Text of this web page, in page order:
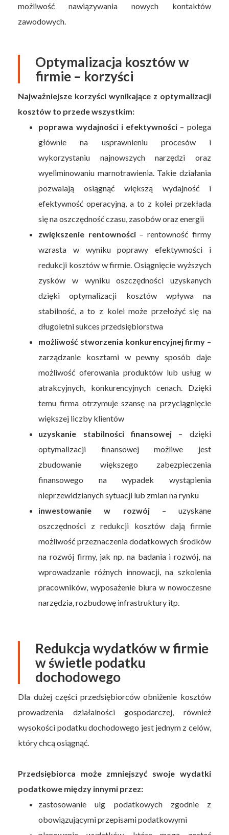
możliwość nawiązywania nowych kontaktów
zawodowych.
Optymalizacja kosztów w
firmie – korzyści
Najważniejsze korzyści wynikające z optymalizacji
kosztów to przede wszystkim:
poprawa wydajności i efektywności – polega
głównie na usprawnieniu procesów i
wykorzystaniu najnowszych narzędzi oraz
wyeliminowaniu marnotrawienia. Takie działania
pozwalają osiągnąć większą wydajność i
efektywność operacyjną, a to z kolei przekłada
się na oszczędność czasu, zasobów oraz energii
zwiększenie rentowności– rentowność firmy
wzrasta w wyniku poprawy efektywności i
redukcji kosztów w firmie. Osiągnięcie wyższych
zysków w wyniku oszczędności uzyskanych
dzięki optymalizacji kosztów wpływa na
stabilność, a to z kolei może przełożyć się na
długoletni sukces przedsiębiorstwa
możliwość stworzenia konkurencyjnej firmy –
zarządzanie kosztami w pewny sposób daje
możliwość oferowania produktów lub usług w
atrakcyjnych, konkurencyjnych cenach. Dzięki
temu firma otrzymuje szansę na przyciągnięcie
większej liczby klientów
uzyskanie stabilności finansowej – dzięki
optymalizacji finansowej możliwe jest
zbudowanie większego zabezpieczenia
finansowego na wypadek wystąpienia
nieprzewidzianych sytuacji lub zmian na rynku
inwestowanie w rozwój– uzyskane
oszczędności z redukcji kosztów dają firmie
możliwość przeznaczenia dodatkowych środków
na rozwój firmy, jak np. na badania i rozwój, na
wprowadzanie różnych innowacji, na szkolenia
pracowników, wyposażenie biura w nowoczesne
narzędzia, rozbudowę infrastruktury itp.
Redukcja wydatków w firmie
w świetle podatku
dochodowego
Dla dużej części przedsiębiorców obniżenie kosztów
prowadzenia działalności gospodarczej, również
wysokości podatku dochodowego jest jednym z celów,
który chcą osiągnąć.
Przedsiębiorca może zmniejszyć swoje wydatki
podatkowe między innymi przez:
zastosowanie ulg podatkowych zgodnie z
obowiązującymi przepisami podatkowymi